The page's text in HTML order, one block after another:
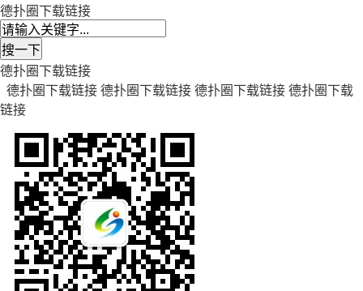
德扑圈下载链接
德扑圈下载链接
德扑圈下载链接 德扑圈下载链接 德扑圈下载链接 德扑圈下载
链接